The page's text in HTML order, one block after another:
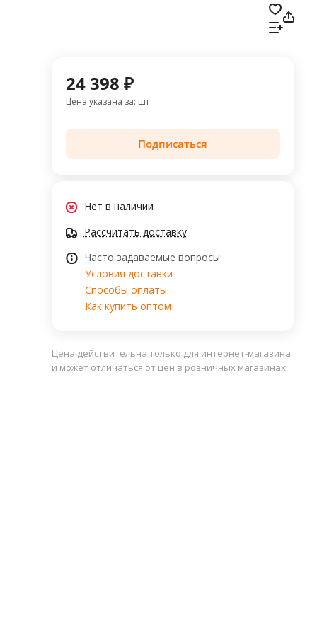
24 398 ₽
Цена указана за: шт
Подписаться
Нет в наличии
Рассчитать доставку
Часто задаваемые вопросы:
Условия доставки
Способы оплаты
Как купить оптом
Цена действительна только для интернет-магазина
и может отличаться от цен в розничных магазинах